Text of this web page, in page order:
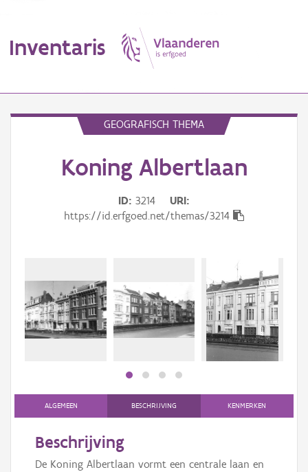
Inventaris
Erfgoedobject
Persoon of collectief
Aanmelden
GEOGRAFISCH THEMA
Koning Albertlaan
ID 3214
URI
https://id.erfgoed.net/themas/3214
ALGEMEEN BESCHRIJVING KENMERKEN
Beschrijving
De Koning Albertlaan vormt een centrale laan en